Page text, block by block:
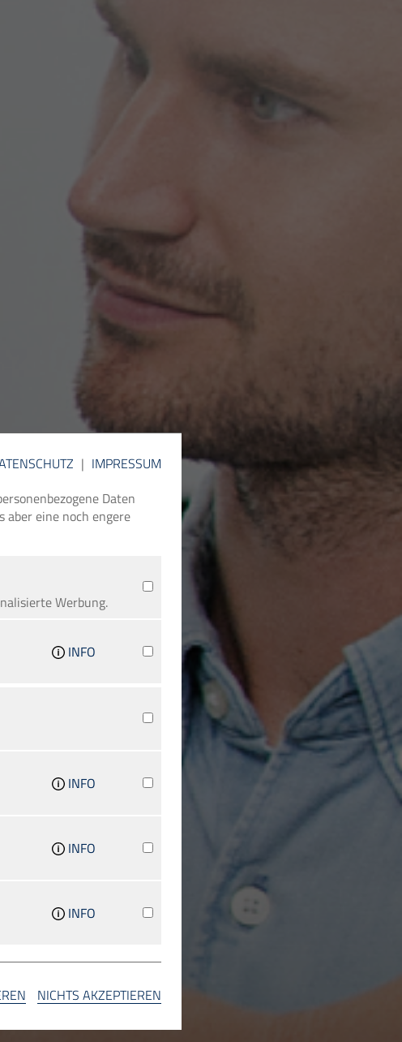
| IMPRESSUM
Daten
eine noch engere
Werbung.
INFO
INFO
INFO
INFO
NICHTS AKZEPTIEREN